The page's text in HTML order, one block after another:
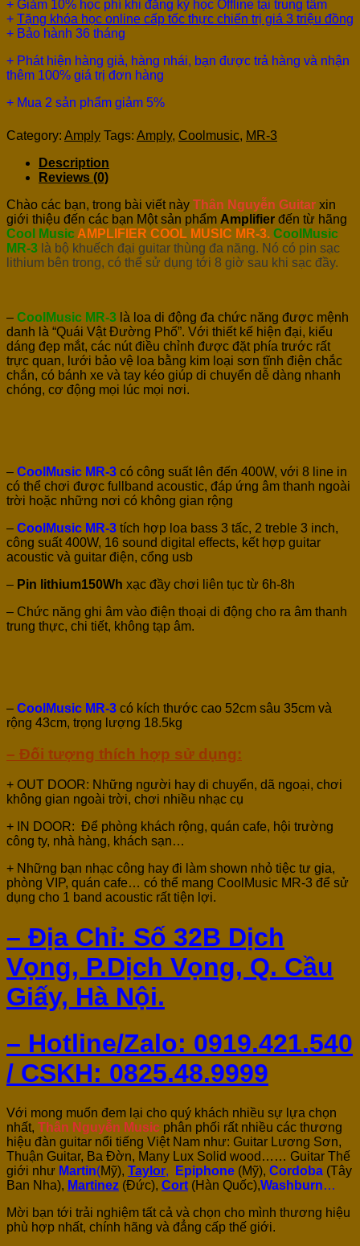
+ Giảm 10% học phí khi đăng ký học Offline tại trung tâm
+ Tặng khóa học online cấp tốc thực chiến trị giá 3 triệu đồng
+ Bảo hành 36 tháng
+ Phát hiện hàng giả, hàng nhái, bạn được trả hàng và nhận
thêm 100% giá trị đơn hàng
+ Mua 2 sản phẩm giảm 5%
Category: Amply Tags: Amply, Coolmusic, MR-3
Description
Reviews (0)
Chào các bạn, trong bài viết này Thân Nguyễn Guitar xin
giới thiệu đến các bạn Một sản phẩm Amplifier đến từ hãng
Cool Music AMPLIFIER COOL MUSIC MR-3. CoolMusic
MR-3 là bộ khuếch đại guitar thùng đa năng. Nó có pin sạc
lithium bên trong, có thể sử dụng tới 8 giờ sau khi sạc đầy.
– CoolMusic MR-3 là loa di động đa chức năng được mệnh
danh là “Quái Vật Đường Phố”. Với thiết kế hiện đại, kiểu
dáng đẹp mắt, các nút điều chỉnh được đặt phía trước rất
trực quan, lưới bảo vệ loa bằng kim loại sơn tĩnh điện chắc
chắn, có bánh xe và tay kéo giúp di chuyển dễ dàng nhanh
chóng, cơ động mọi lúc mọi nơi.
– CoolMusic MR-3 có công suất lên đến 400W, với 8 line in
có thể chơi được fullband acoustic, đáp ứng âm thanh ngoài
trời hoặc những nơi có không gian rộng
– CoolMusic MR-3 tích hợp loa bass 3 tấc, 2 treble 3 inch,
công suất 400W, 16 sound digital effects, kết hợp guitar
acoustic và guitar điện, cổng usb
– Pin lithium150Wh xạc đầy chơi liên tục từ 6h-8h
– Chức năng ghi âm vào điện thoại di động cho ra âm thanh
trung thực, chi tiết, không tạp âm.
– CoolMusic MR-3 có kích thước cao 52cm sâu 35cm và
rộng 43cm, trọng lượng 18.5kg
– Đối tượng thích hợp sử dụng:
+ OUT DOOR: Những người hay di chuyển, dã ngoại, chơi
không gian ngoài trời, chơi nhiều nhạc cụ
+ IN DOOR: Để phòng khách rộng, quán cafe, hội trường
công ty, nhà hàng, khách sạn…
+ Những bạn nhạc công hay đi làm shown nhỏ tiệc tư gia,
phòng VIP, quán cafe… có thể mang CoolMusic MR-3 để sử
dụng cho 1 band acoustic rất tiện lợi.
– Địa Chỉ: Số 32B Dịch
Vọng, P.Dịch Vọng, Q. Cầu
Giấy, Hà Nội.
– Hotline/Zalo: 0919.421.540
/ CSKH: 0825.48.9999
Với mong muốn đem lại cho quý khách nhiều sự lựa chọn
nhất, Thân Nguyễn Music phân phối rất nhiều các thương
hiệu đàn guitar nổi tiếng Việt Nam như: Guitar Lương Sơn,
Thuận Guitar, Ba Đờn, Many Lux Solid wood…… Guitar Thế
giới như Martin(Mỹ), Taylor, Epiphone (Mỹ), Cordoba (Tây
Ban Nha), Martinez (Đức), Cort (Hàn Quốc),Washburn…
Mời bạn tới trải nghiệm tất cả và chọn cho mình thương hiệu
phù hợp nhất, chính hãng và đẳng cấp thế giới.